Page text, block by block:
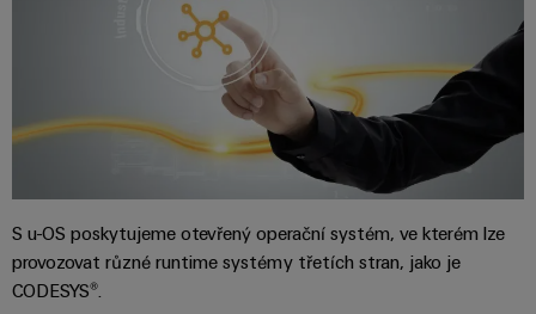
v
železniční
Infrastruktura
Montážní
Sestavené
nosné
S u-OS poskytujeme otevřený operační systém, ve kterém lze
provozovat různé runtime systémy třetích stran, jako je
CODESYS®.